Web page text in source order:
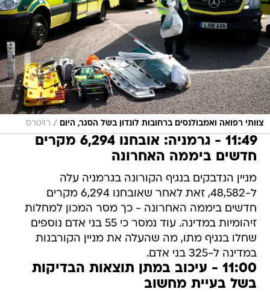
צוותי רפואה ואמבולנסים ברחובות לונדון בשל הסגר, היום / רויטרס
11:49 - גרמניה: אובחנו 6,294 מקרים
חדשים ביממה האחרונה
מניין הנדבקים בנגיף הקורונה בגרמניה עלה
ל-48,582, זאת לאחר שאובחנו 6,294 מקרים
חדשים ביממה האחרונה - כך מסר המכון למחלות
זיהומיות במדינה. עוד נמסר כי 55 בני אדם נוספים
שחלו בנגיף מתו, מה שהעלה את מניין הקורבנות
במדינה ל-325 בני אדם.
11:00 - עיכוב במתן תוצאות הבדיקות
בשל בעיית מחשוב